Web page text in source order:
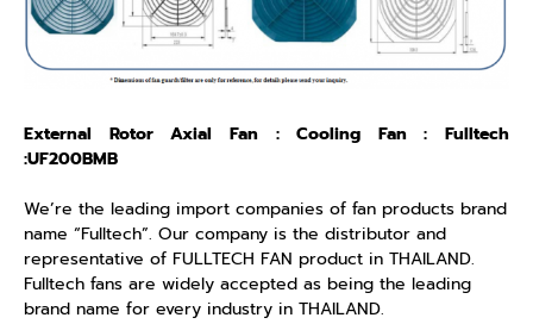
External Rotor Axial Fan : Cooling Fan : Fulltech
:UF200BMB
We’re the leading import companies of fan products brand
name “Fulltech”. Our company is the distributor and
representative of FULLTECH FAN product in THAILAND.
Fulltech fans are widely accepted as being the leading
brand name for every industry in THAILAND.